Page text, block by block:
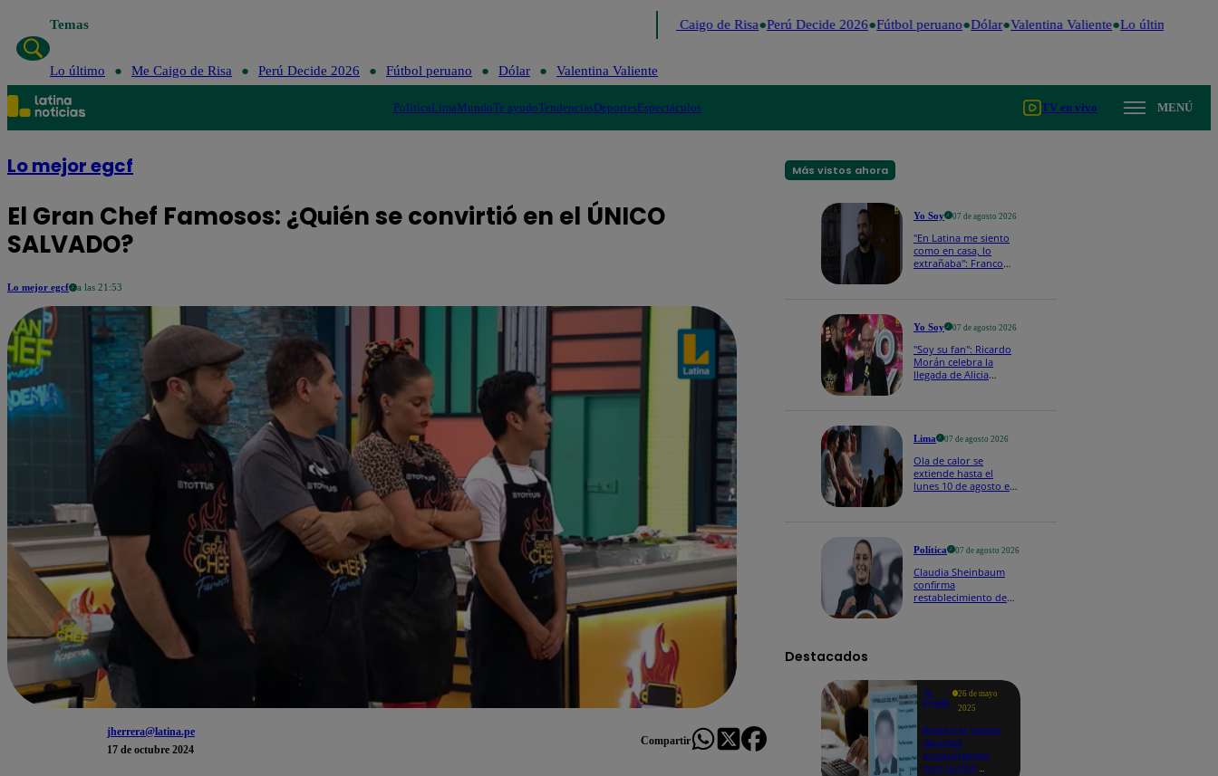
Temas Me Caigo de Risa Perú Decide 2026 Fútbol peruano Dólar Valentina Valiente Lo último
Lo último Me Caigo de Risa Perú Decide 2026 Fútbol peruano Dólar Valentina Valiente
PolíticaLimaMundoTe ayudoTendenciasDeportesEspectáculos TV en vivo MENÚ
Lo mejor egcf
El Gran Chef Famosos: ¿Quién se convirtió en el ÚNICO
SALVADO?
Lo mejor egcf a las 21:53
jherrera@latina.pe
17 de octubre 2024
Compartir
Más vistos ahora
Yo Soy 07 de agosto 2026
"En Latina me siento
como en casa, lo
extrañaba": Franco
Yo Soy 07 de agosto 2026
"Soy su fan": Ricardo
Morán celebra la
llegada de Alicia
Lima 07 de agosto 2026
Ola de calor se
extiende hasta el
lunes 10 de agosto en
Política 07 de agosto 2026
Claudia Sheinbaum
confirma
restablecimiento de
Destacados
Te
ayudo
26 de mayo
2025
Revisa si tienes
deudas
consultando
con tu DNI: